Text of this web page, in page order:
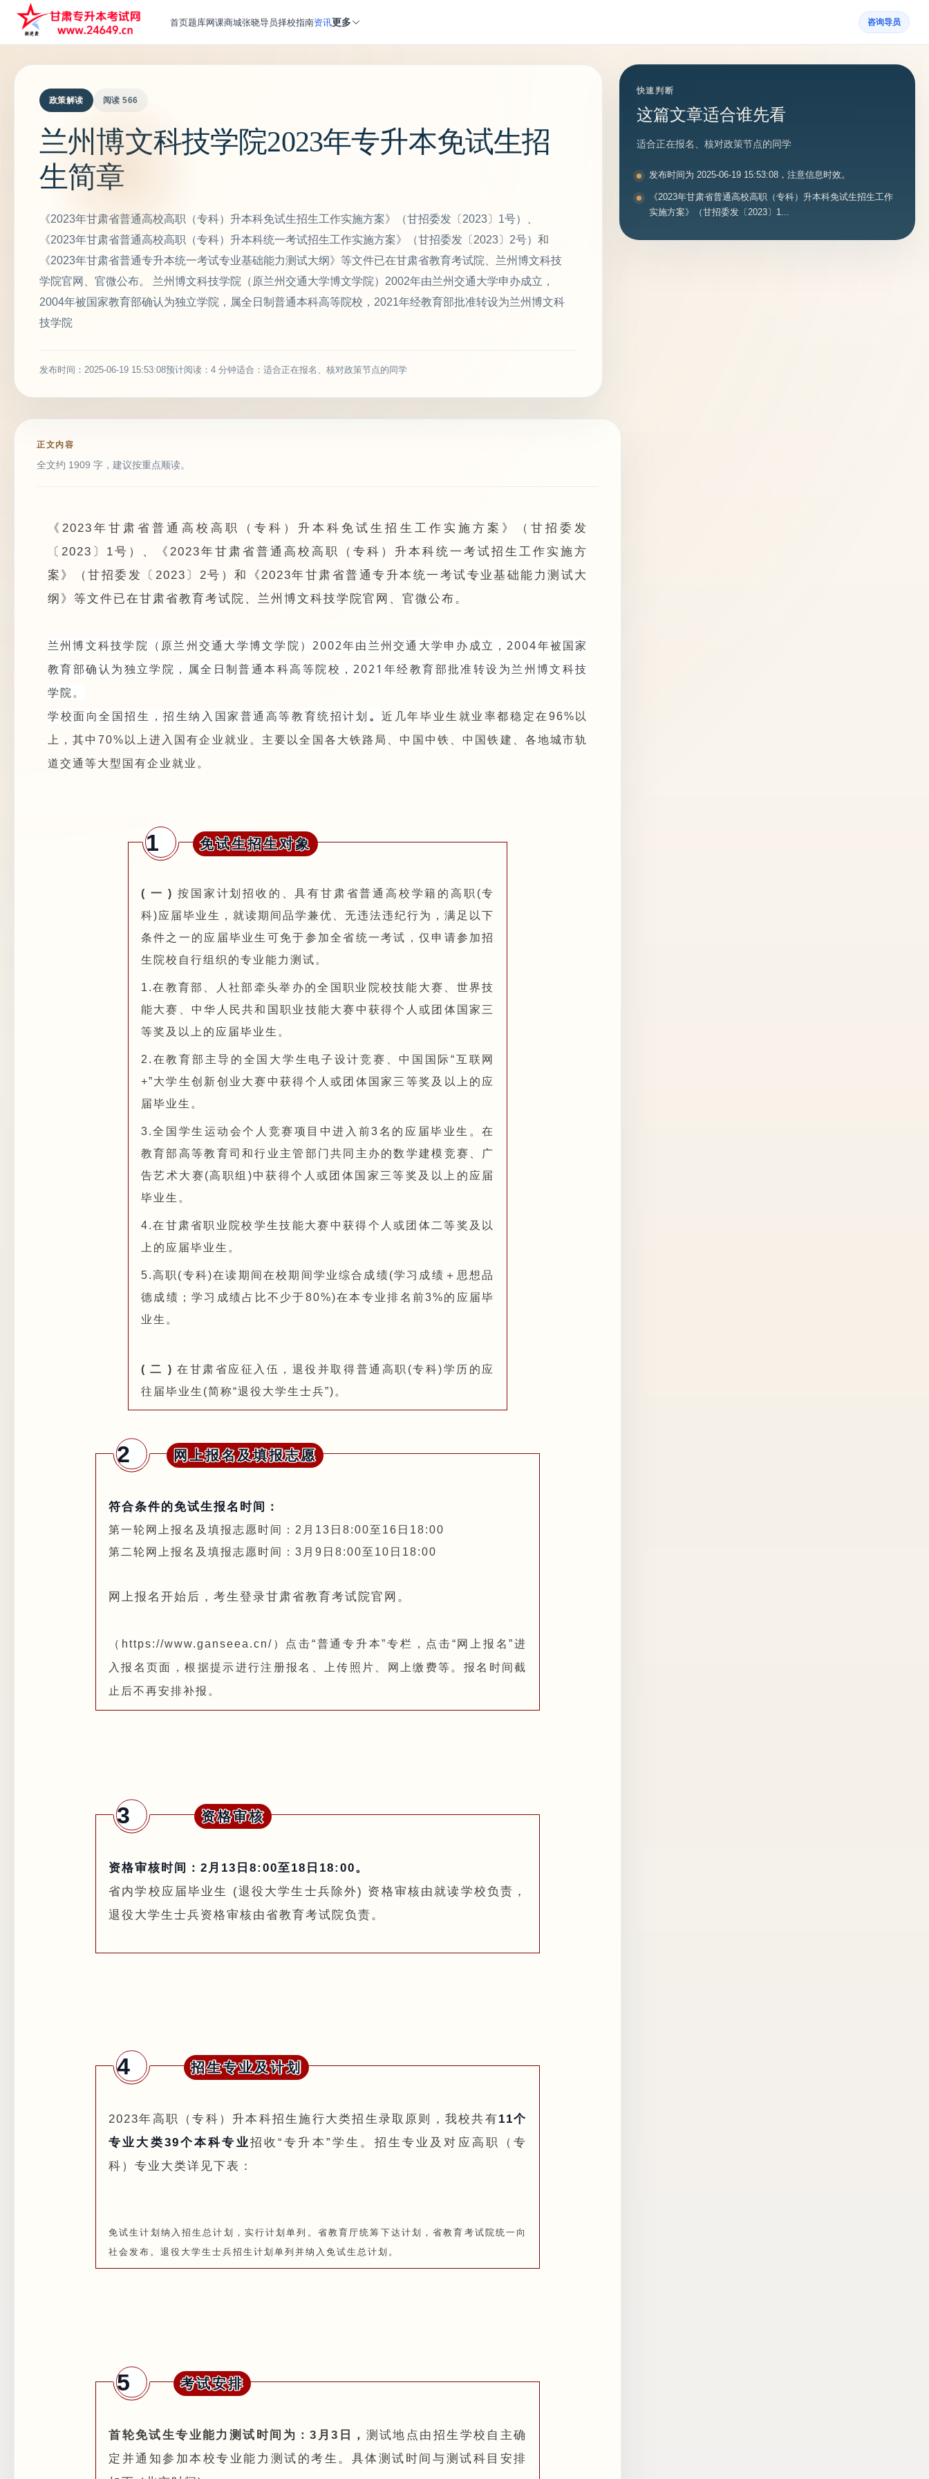
首页题库网课商城张晓导员择校指南资讯更多 咨询导员
政策解读 阅读 566
兰州博文科技学院2023年专升本免试生招
生简章
《2023年甘肃省普通高校高职（专科）升本科免试生招生工作实施方案》（甘招委发〔2023〕1号）、
《2023年甘肃省普通高校高职（专科）升本科统一考试招生工作实施方案》（甘招委发〔2023〕2号）和
《2023年甘肃省普通专升本统一考试专业基础能力测试大纲》等文件已在甘肃省教育考试院、兰州博文科技
学院官网、官微公布。 兰州博文科技学院（原兰州交通大学博文学院）2002年由兰州交通大学申办成立，
2004年被国家教育部确认为独立学院，属全日制普通本科高等院校，2021年经教育部批准转设为兰州博文科
技学院
发布时间：2025-06-19 15:53:08预计阅读：4 分钟适合：适合正在报名、核对政策节点的同学
快速判断
这篇文章适合谁先看
适合正在报名、核对政策节点的同学
发布时间为 2025-06-19 15:53:08，注意信息时效。
《2023年甘肃省普通高校高职（专科）升本科免试生招生工作
实施方案》（甘招委发〔2023〕1...
正文内容
全文约 1909 字，建议按重点顺读。
《2023年甘肃省普通高校高职（专科）升本科免试生招生工作实施方案》（甘招委发
〔2023〕1号）、《2023年甘肃省普通高校高职（专科）升本科统一考试招生工作实施方
案》（甘招委发〔2023〕2号）和《2023年甘肃省普通专升本统一考试专业基础能力测试大
纲》等文件已在甘肃省教育考试院、兰州博文科技学院官网、官微公布。
兰州博文科技学院（原兰州交通大学博文学院）2002年由兰州交通大学申办成立，2004年被国家
教育部确认为独立学院，属全日制普通本科高等院校，2021年经教育部批准转设为兰州博文科技
学院。
学校面向全国招生，招生纳入 国家普通高等教育统招计划 。近几年毕业生就业率都稳定在96%以
上，其中70%以上进入国有企业就业。主要以全国各大铁路局、中国中铁、中国铁建、各地城市轨
道交通等大型国有企业就业。
1 免试生招生对象
( 一 ) 按国家计划招收的、具有甘肃省普通高校学籍的高职(专
科)应届毕业生，就读期间品学兼优、无违法违纪行为，满足以下
条件之一的应届毕业生可免于参加全省统一考试，仅申请参加招
生院校自行组织的专业能力测试。
1.在教育部、人社部牵头举办的全国职业院校技能大赛、世界技
能大赛、中华人民共和国职业技能大赛中获得个人或团体国家三
等奖及以上的应届毕业生。
2.在教育部主导的全国大学生电子设计竞赛、中国国际“互联网
+”大学生创新创业大赛中获得个人或团体国家三等奖及以上的应
届毕业生。
3.全国学生运动会个人竞赛项目中进入前3名的应届毕业生。在
教育部高等教育司和行业主管部门共同主办的数学建模竞赛、广
告艺术大赛(高职组)中获得个人或团体国家三等奖及以上的应届
毕业生。
4.在甘肃省职业院校学生技能大赛中获得个人或团体二等奖及以
上的应届毕业生。
5.高职(专科)在读期间在校期间学业综合成绩(学习成绩＋思想品
德成绩；学习成绩占比不少于80%)在本专业排名前3%的应届毕
业生。
( 二 )在甘肃省应征入伍，退役并取得普通高职(专科)学历的应
往届毕业生(简称“退役大学生士兵”)。
2 网上报名及填报志愿
符合条件的免试生报名时间：
第一轮网上报名及填报志愿时间：2月13日8:00至16日18:00
第二轮网上报名及填报志愿时间：3月9日8:00至10日18:00
网上报名开始后，考生登录甘肃省教育考试院官网。
（ https://www.ganseea.cn/）点击“普通专升本”专栏，点击“网上报名”进
入报名页面，根据提示进行注册报名、上传照片、网上缴费等。 报名时间截
止后不再安排补报。
3 资格审核
资格审核时间：2月13日8:00至18日18:00。
省内学校应届毕业生 (退役大学生士兵除外) 资格审核由就读学校负责，
退役大学生士兵资格审核由省教育考试院负责。
4 招生专业及计划
2023年高职（专科）升本科招生施行大类招生录取原则，我校共有11个
专业大类39个本科专业招收“专升本”学生。招生专业及对应高职（专
科）专业大类详见下表：
免试生计划纳入招生总计划，实行计划单列。省教育厅统筹下达计划，省教育考试院统一向
社会发布。退役大学生士兵招生计划单列并纳入免试生总计划。
5 考试安排
首轮免试生专业能力测试时间为：3月3日， 测试地点由招生学校自主确
定并通知参加本校专业能力测试的考生。具体测试时间与测试科目安排